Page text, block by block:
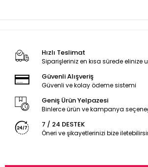
Hızlı Teslimat
Siparişleriniz en kısa sürede elinize
Güvenli Alışveriş
Güvenli ve kolay ödeme sistemi
Geniş Ürün Yelpazesi
Binlerce ürün ve kampanya
7 / 24 DESTEK
Öneri ve şikayetlerinizi bize